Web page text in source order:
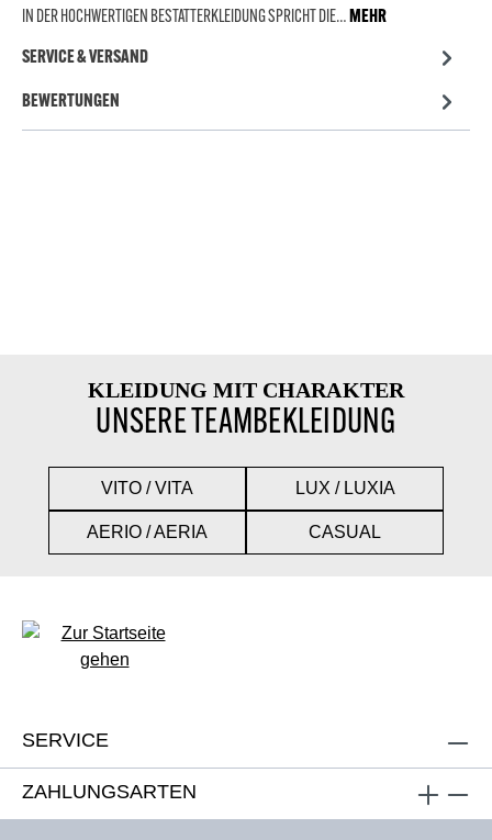
IN DER HOCHWERTIGEN BESTATTERKLEIDUNG SPRICHT DIE…MEHR
SERVICE & VERSAND
BEWERTUNGEN
KLEIDUNG MIT CHARAKTER
UNSERE TEAMBEKLEIDUNG
VITO / VITA LUX / LUXIA
AERIO / AERIA CASUAL
SERVICE
ZAHLUNGSARTEN